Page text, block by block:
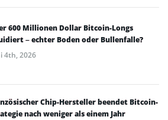
600 Millionen Dollar Bitcoin-Longs
– echter Boden oder Bullenfalle?
4th, 2026
Chip-Hersteller beendet Bitcoin-
nach weniger als einem Jahr